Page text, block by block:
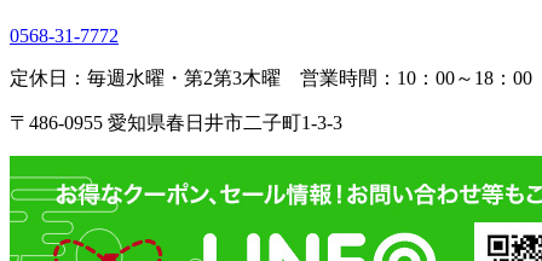
0568-31-7772
定休日：毎週水曜・第2第3木曜 営業時間：10：00～18：00
〒486-0955 愛知県春日井市二子町1-3-3